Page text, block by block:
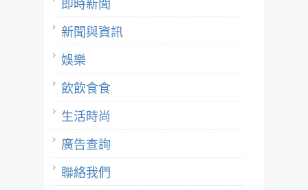
新聞與資訊
娛樂
飲飲食食
生活時尚
廣告查詢
聯絡我們